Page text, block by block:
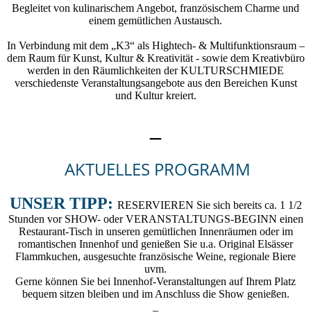
Begleitet von kulinarischem Angebot, französischem Charme und
einem gemütlichen Austausch.
In Verbindung mit dem „K3“ als Hightech- & Multifunktionsraum –
dem Raum für Kunst, Kultur & Kreativität - sowie dem Kreativbüro
werden in den Räumlichkeiten der KULTURSCHMIEDE
verschiedenste Veranstaltungsangebote aus den Bereichen Kunst
und Kultur kreiert.
AKTUELLES PROGRAMM
UNSER TIPP: RESERVIEREN Sie sich bereits ca. 1 1/2
Stunden vor SHOW- oder VERANSTALTUNGS-BEGINN einen
Restaurant-Tisch in unseren gemütlichen Innenräumen oder im
romantischen Innenhof und genießen Sie u.a. Original Elsässer
Flammkuchen, ausgesuchte französische Weine, regionale Biere
uvm.
Gerne können Sie bei Innenhof-Veranstaltungen auf Ihrem Platz
bequem sitzen bleiben und im Anschluss die Show genießen.